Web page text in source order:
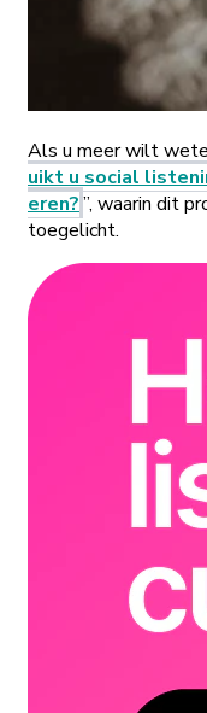
Als u meer wilt
uikt u social
eren?”, waarin dit
toegelicht.